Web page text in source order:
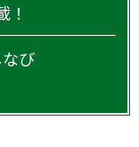
！
び